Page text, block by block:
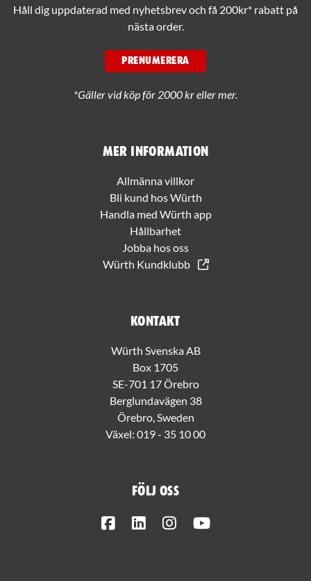
Mer information
Allmänna villkor
Bli kund hos Würth
Handla med Würth app
Hållbarhet
Jobba hos oss
Würth Kundklubb
Kontakt
Würth Svenska AB
Box 1705
SE-701 17 Örebro
Berglundavägen 38
Örebro, Sweden
Växel: 019 - 35 10 00
Följ oss
FacebookLinkedInInstagram
Håll dig uppdaterad med nyhetsbrev och få 200kr* rabatt på
nästa order.
PRENUMERERA
*Gäller vid köp för 2000 kr eller mer.